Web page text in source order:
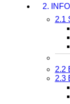
2.
2.1
2.2
2.3